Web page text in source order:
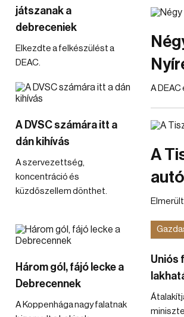
játszanak a
debreceniek
Elkezdte a felkészülést a
DEAC.
A DVSC számára itt a
dán kihívás
A szervezettség,
koncentráció és
küzdőszellem dönthet.
Három gól, fájó lecke a
Debrecennek
A Koppenhága nagy falatnak
A
A
autó
Uniós